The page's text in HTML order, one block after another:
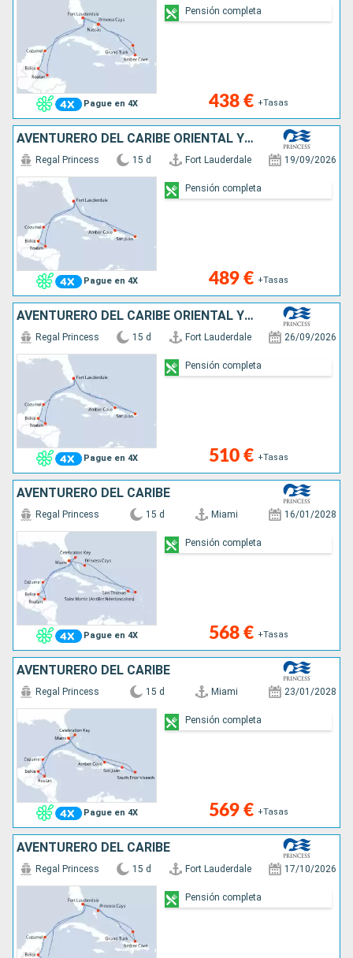
Pague en 4X 438 € +Tasas
Pensión completa
AVENTURERO DEL CARIBE ORIENTAL Y OCCIDEN
Pague en 4X
Regal Princess 15 d Fort Lauderdale 19/09/2026
489 € +Tasas
Pensión completa
AVENTURERO DEL CARIBE ORIENTAL Y OCCIDEN
Pague en 4X
Regal Princess 15 d Fort Lauderdale 26/09/2026
510 € +Tasas
Pensión completa
AVENTURERO DEL CARIBE
Pague en 4X
Regal Princess 15 d Miami 16/01/2028
568 € +Tasas
Pensión completa
AVENTURERO DEL CARIBE
Pague en 4X
Regal Princess 15 d Miami 23/01/2028
569 € +Tasas
Pensión completa
AVENTURERO DEL CARIBE
Regal Princess 15 d Fort Lauderdale 17/10/2026
Pensión completa